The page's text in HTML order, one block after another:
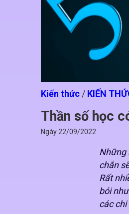
Kiến thức / KIẾN
Thần số học
Ngày 22/09/2022
Những
chắn
Rất
bói
các